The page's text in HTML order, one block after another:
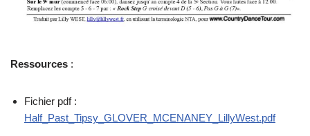
Ressources :
Fichier pdf :
Half_Past_Tipsy_GLOVER_MCENANEY_LillyWest.pdf